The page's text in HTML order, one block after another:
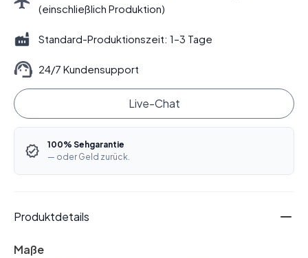
(einschließlich Produktion)
Standard-Produktionszeit: 1–3 Tage
24/7 Kundensupport
Live-Chat
100% Sehgarantie
— oder Geld zurück.
Produktdetails
Maße